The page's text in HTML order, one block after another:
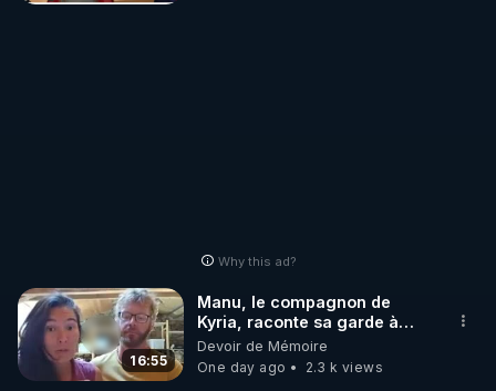
▶ 10 % de réduction sur les extracteurs de la
marque SANA :
Rendez-vous sur http://rgnr.li/lechoubrave
code : REGENERE10
Why this ad?
16:55
Manu, le compagnon de
Kyria, raconte sa garde à
vue musclée. PARTAGEZ!
Devoir de Mémoire
One day ago
2.3 k views